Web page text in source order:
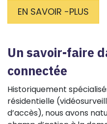
EN SAVOIR -PLUS
Un savoir-faire
connectée
Historiquement
résidentielle
d’accès), nous avons